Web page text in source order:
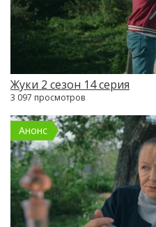
Жуки 2 сезон 14 серия
3 097 просмотров
Анонс